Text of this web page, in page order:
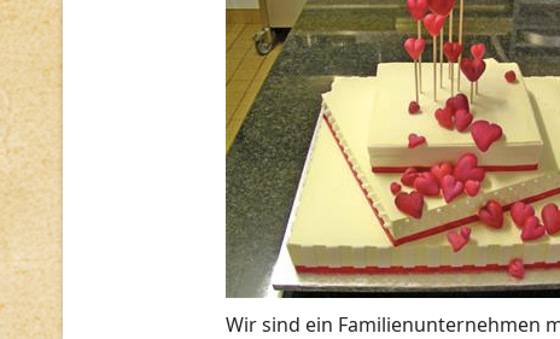
Wir sind ein Familienunternehmen